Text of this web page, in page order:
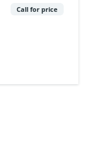
Call for price